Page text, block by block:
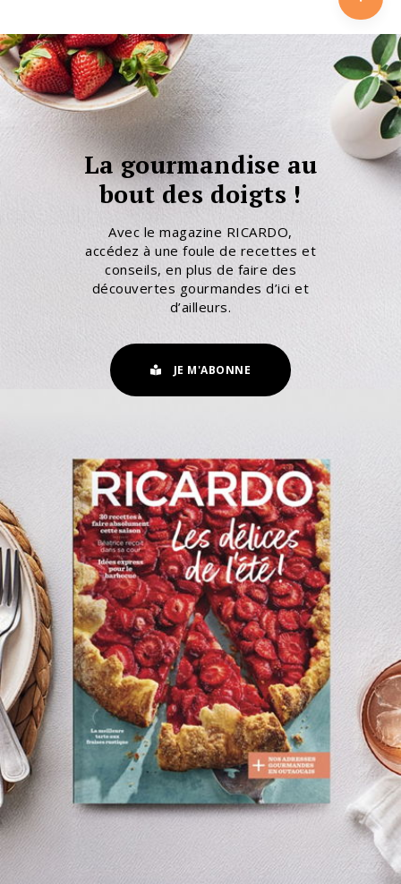
La gourmandise au
bout des doigts !
Avec le magazine RICARDO,
accédez à une foule de recettes et
conseils, en plus de faire des
découvertes gourmandes d’ici et
d’ailleurs.
JE M'ABONNE